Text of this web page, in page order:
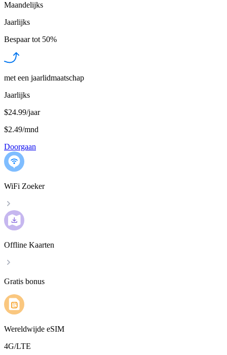
Maandelijks
Jaarlijks
Bespaar tot 50%
met een jaarlidmaatschap
Jaarlijks
$24.99/jaar
$2.49/mnd
Doorgaan
WiFi Zoeker
Offline Kaarten
Gratis bonus
Wereldwijde eSIM
4G/LTE